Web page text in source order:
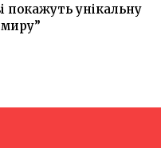
покажуть унікальну
миру”